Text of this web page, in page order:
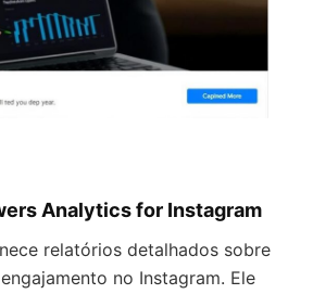
Analytics for Instagram
relatórios detalhados sobre
no Instagram. Ele